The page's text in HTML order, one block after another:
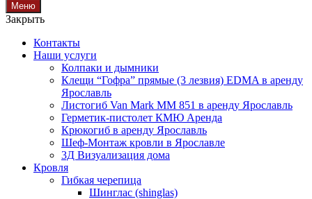
Меню
Закрыть
Контакты
Наши услуги
Колпаки и дымники
Клещи “Гофра” прямые (3 лезвия) EDMA в аренду
Ярославль
Листогиб Van Mark MM 851 в аренду Ярославль
Герметик-пистолет КМЮ Аренда
Крюкогиб в аренду Ярославль
Шеф-Монтаж кровли в Ярославле
3Д Визуализация дома
Кровля
Гибкая черепица
Шинглас (shinglas)